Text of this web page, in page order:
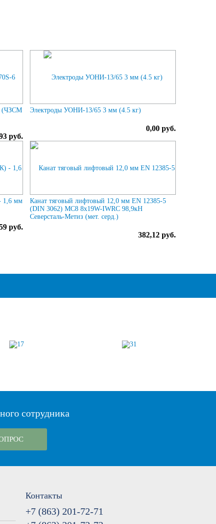
(ЧЗСМ
руб.
Электроды УОНИ-13/65 3 мм (4.5 кг)
0,00 руб.
1,6 мм
руб.
Канат тяговый лифтовый 12,0 мм EN 12385-5
(DIN 3062) МС8 8х19W-IWRC 98,9кН
Северсталь-Метиз (мет. cерд.)
382,12 руб.
сотрудника
Контакты
+7 (863) 201-72-71